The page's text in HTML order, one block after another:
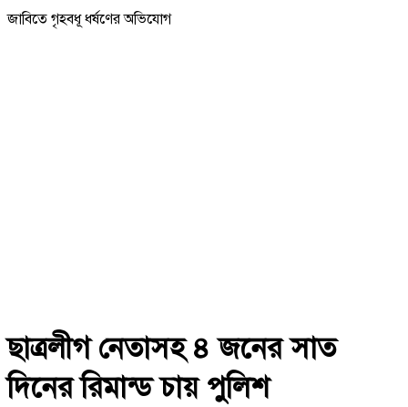
জাবিতে গৃহবধূ ধর্ষণের অভিযোগ
ছাত্রলীগ নেতাসহ ৪ জনের সাত
দিনের রিমান্ড চায় পুলিশ